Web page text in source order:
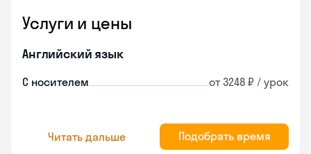
Услуги и цены
Английский язык
С носителем от 3248 ₽ / урок
Читать дальше Подобрать время